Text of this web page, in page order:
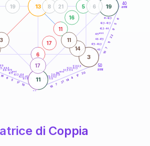
40
anni
50
anni
60
41-42,5
42,5-43,5
43,5-44
46-47,5
47,5-48,5
48,5-49
51-52,5
52,5-53,5
53,5-54
56-57,5
57,5-58,5
58,5-59
61-62,5
62,5-63,5
63,5-64
66-67,5
68,5
6
5
9
22
11
7
10
20
17
4
14
21
7
18
10
17
5
6
16
19
11
13
3
6
17
11
16
5 6
17
8 21
19
3
14
11
45anni
55anni
65anni
di Coppia